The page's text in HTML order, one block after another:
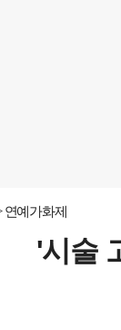
연예가화제
'시술